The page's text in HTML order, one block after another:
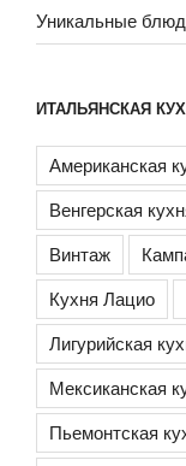
Уникальные
ИТАЛЬЯНСКАЯ
Американская
Венгерская
Винтаж
Кухня Лацио
Лигурийская
Мексиканская
Пьемонтская